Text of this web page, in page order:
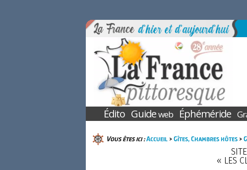
Édito Guideweb Éphéméride
Vous êtes ici :Accueil>Gîtes, Chambres hôtes>
« LES